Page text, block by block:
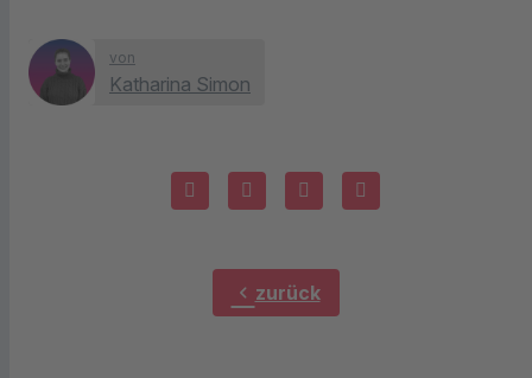
von
Katharina Simon
chevron_left zurück